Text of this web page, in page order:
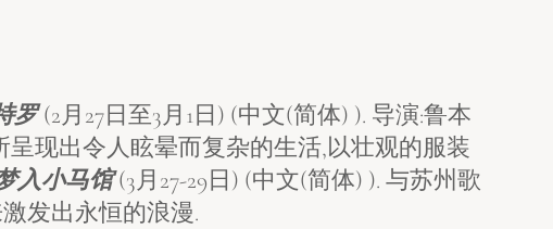
罗(2月27日至3月1日) (中文(简体) ). 导演:鲁本
呈现出令人眩晕而复杂的生活,以壮观的服装
入小马馆(3月27-29日) (中文(简体) ). 与苏州歌
发出永恒的浪漫.